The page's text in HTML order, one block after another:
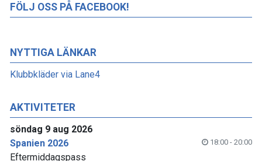
FÖLJ OSS PÅ FACEBOOK!
NYTTIGA LÄNKAR
Klubbkläder via Lane4
AKTIVITETER
söndag 9 aug 2026
Spanien 2026
18:00 - 20:00
Eftermiddagspass